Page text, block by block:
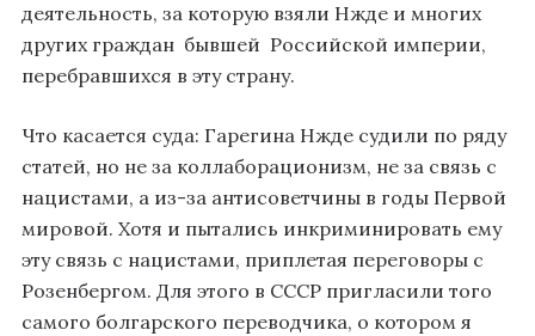
деятельность, за которую взяли Нжде и многих
других граждан бывшей Российской империи,
перебравшихся в эту страну.
Что касается суда: Гарегина Нжде судили по ряду
статей, но не за коллаборационизм, не за связь с
нацистами, а из-за антисоветчины в годы Первой
мировой. Хотя и пытались инкриминировать ему
эту связь с нацистами, приплетая переговоры с
Розенбергом. Для этого в СССР пригласили того
самого болгарского переводчика, о котором я